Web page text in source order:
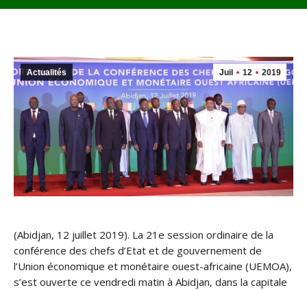
Juil 12 2019
Actualités
(Abidjan, 12 juillet 2019). La 21e session ordinaire de la
conférence des chefs d’Etat et de gouvernement de
l’Union économique et monétaire ouest-africaine (UEMOA),
s’est ouverte ce vendredi matin à Abidjan, dans la capitale